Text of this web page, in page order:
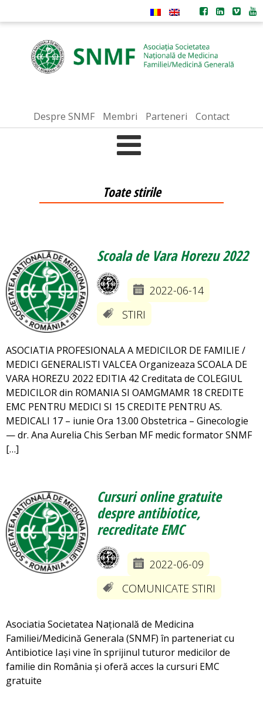
Despre SNMF Membri Parteneri Contact
Toate stirile
Scoala de Vara Horezu 2022
2022-06-14
STIRI
ASOCIATIA PROFESIONALA A MEDICILOR DE FAMILIE /
MEDICI GENERALISTI VALCEA Organizeaza SCOALA DE
VARA HOREZU 2022 EDITIA 42 Creditata de COLEGIUL
MEDICILOR din ROMANIA SI OAMGMAMR 18 CREDITE
EMC PENTRU MEDICI SI 15 CREDITE PENTRU AS.
MEDICALI 17 – iunie Ora 13.00 Obstetrica – Ginecologie
— dr. Ana Aurelia Chis Serban MF medic formator SNMF
[…]
Cursuri online gratuite
despre antibiotice,
recreditate EMC
2022-06-09
COMUNICATE STIRI
Asociatia Societatea Națională de Medicina
Familiei/Medicină Generala (SNMF) în parteneriat cu
Antibiotice Iași vine în sprijinul tuturor medicilor de
familie din România și oferă acces la cursuri EMC
gratuite